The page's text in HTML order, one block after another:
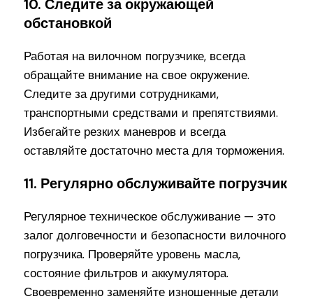
10. Следите за окружающей
обстановкой
Работая на вилочном погрузчике, всегда
обращайте внимание на свое окружение.
Следите за другими сотрудниками,
транспортными средствами и препятствиями.
Избегайте резких маневров и всегда
оставляйте достаточно места для торможения.
11. Регулярно обслуживайте погрузчик
Регулярное техническое обслуживание — это
залог долговечности и безопасности вилочного
погрузчика. Проверяйте уровень масла,
состояние фильтров и аккумулятора.
Своевременно заменяйте изношенные детали